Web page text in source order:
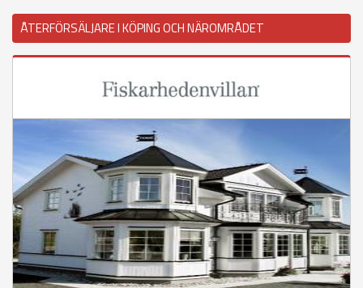
ÅTERFÖRSÄLJARE I KÖPING OCH NÄROMRÅDET